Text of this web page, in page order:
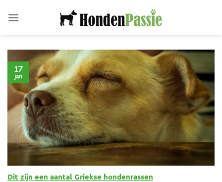
naar
Dit zijn een aantal Griekse hondenrassen
17
jan